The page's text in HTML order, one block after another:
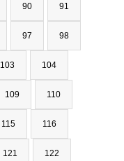
90 91
97 98
103 104
109 110
115 116
121 122